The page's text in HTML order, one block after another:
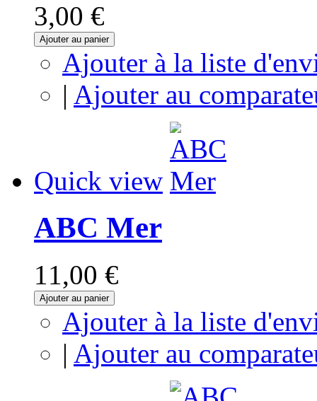
3,00 €
Ajouter au panier
Ajouter à la liste
| Ajouter au
Quick view
ABC Mer
11,00 €
Ajouter au panier
Ajouter à la liste
| Ajouter au